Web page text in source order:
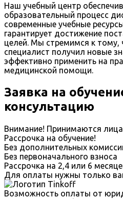
Наш учебный центр
образовательный процесс
современные учебные
гарантирует достижение
целей. Мы стремимся к
специалист получил новые
эффективно применить на
медицинской помощи.
Заявка на
консультацию
Внимание! Принимаются
Рассрочка на обучение!
Без дополнительных
Без первоначального взноса
Рассрочка на 2,4 или 6
Для оплаты нужны только
Возможность оплаты от